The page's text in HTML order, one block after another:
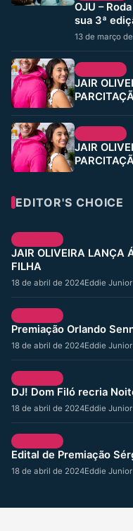
OJU –
sua 3ª
13 de março
JAIR
JAIR
EDITOR'S CHOICE
JAIR OLIVEIRA LANÇA
FILHA
18 de abril de 2024Eddie Junior
Premiação Orlando
18 de abril de 2024Eddie Junior
DJ! Dom Filó recria
18 de abril de 2024Eddie Junior
Edital de Premiação
18 de abril de 2024Eddie Junior